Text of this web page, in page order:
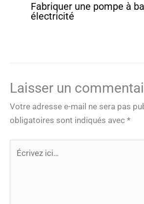
Fabriquer une pompe à
électricité
Laisser un
Votre adresse e-mail ne sera pas
obligatoires sont indiqués avec *